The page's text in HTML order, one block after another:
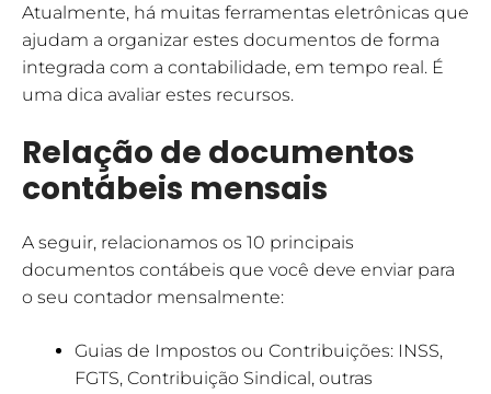
Atualmente, há muitas ferramentas eletrônicas que
ajudam a organizar estes documentos de forma
integrada com a contabilidade, em tempo real. É
uma dica avaliar estes recursos.
Relação de documentos
contábeis mensais
A seguir, relacionamos os 10 principais
documentos contábeis que você deve enviar para
o seu contador mensalmente:
Guias de Impostos ou Contribuições: INSS,
FGTS, Contribuição Sindical, outras